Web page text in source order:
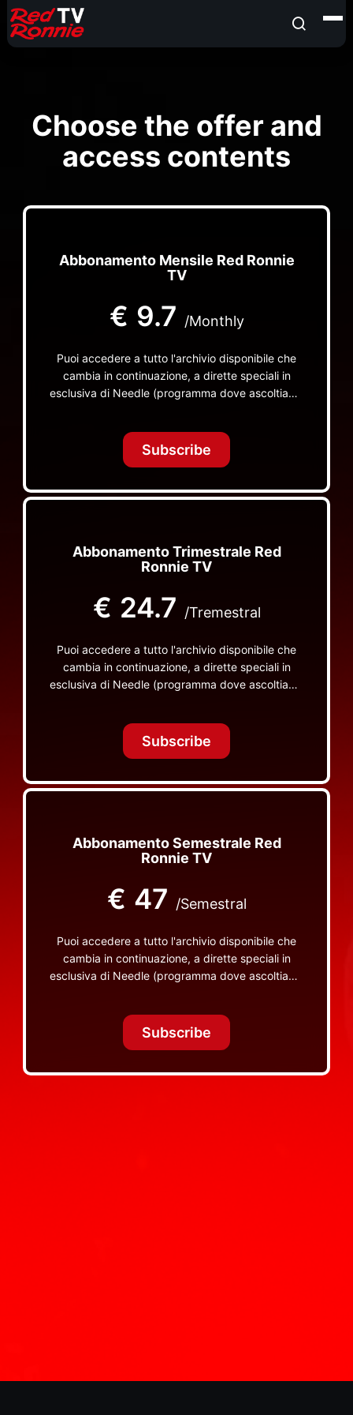
Choose the offer and
access contents
Abbonamento Mensile Red Ronnie
TV
€ 9.7 /Monthly
Puoi accedere a tutto l'archivio disponibile che
cambia in continuazione, a dirette speciali in
esclusiva di Needle (programma dove ascoltiamo
TV non visibili da nessuna altra parte
Subscribe
Abbonamento Trimestrale Red
Ronnie TV
€ 24.7 /Tremestral
Puoi accedere a tutto l'archivio disponibile che
cambia in continuazione, a dirette speciali in
esclusiva di Needle (programma dove ascoltiamo
TV non visibili da nessuna altra parte
Subscribe
Abbonamento Semestrale Red
Ronnie TV
€ 47 /Semestral
Puoi accedere a tutto l'archivio disponibile che
cambia in continuazione, a dirette speciali in
esclusiva di Needle (programma dove ascoltiamo
TV non visibili da nessuna altra parte
Subscribe